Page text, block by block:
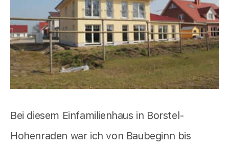
Bei diesem Einfamilienhaus in Borstel-
Hohenraden war ich von Baubeginn bis